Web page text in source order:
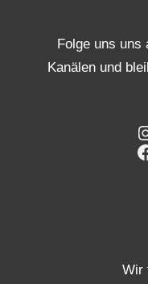
Folge uns uns
Kanälen und
Wir